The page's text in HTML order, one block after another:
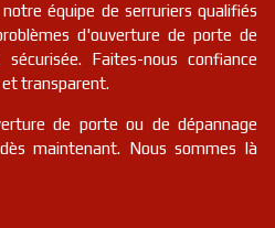
équipe de serruriers qualifiés
d'ouverture de porte de
Faites-nous confiance
et transparent.
de porte ou de dépannage
maintenant. Nous sommes là